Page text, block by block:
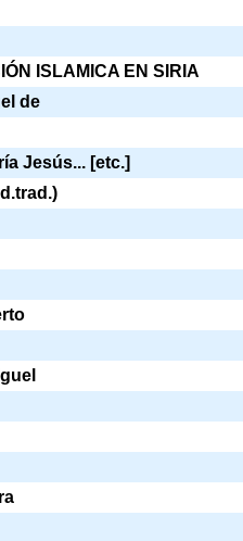
ISLAMICA EN SIRIA
de
Jesús... [etc.]